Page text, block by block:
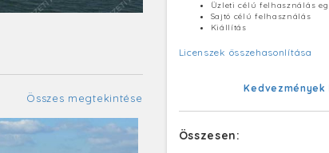
Összes megtekintése
Üzleti célú felhasználás
Sajtó célú felhasználás
Kiállítás
Licenszek összehasonlítása
Kedvezmények
Összesen: